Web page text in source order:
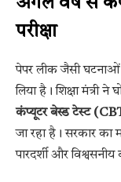
अगले वर्ष से
परीक्षा
पेपर लीक जैसी घटनाओं
लिया है। शिक्षा मंत्री
कंप्यूटर बेस्ड टेस्ट
जा रहा है। सरकार का
पारदर्शी और विश्वसनीय